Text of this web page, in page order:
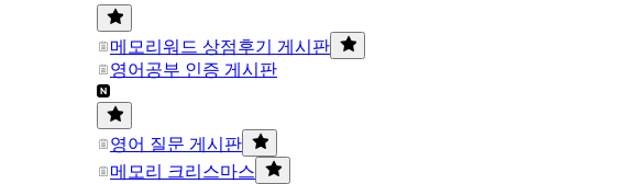
메모리워드 상점후기 게시판
영어공부 인증 게시판
영어 질문 게시판
메모리 크리스마스